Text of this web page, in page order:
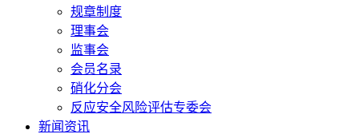
规章制度
理事会
监事会
会员名录
硝化分会
反应安全风险评估专委会
新闻资讯